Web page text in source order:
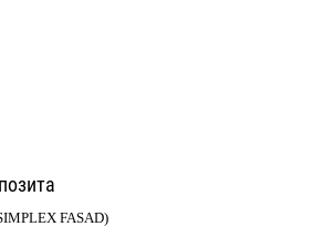
FASAD)